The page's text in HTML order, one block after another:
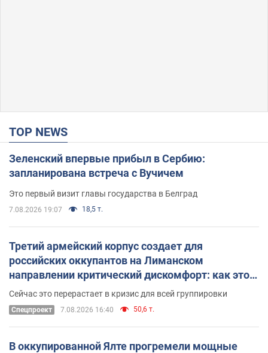
TOP NEWS
Зеленский впервые прибыл в Сербию:
запланирована встреча с Вучичем
Это первый визит главы государства в Белград
7.08.2026 19:07 18,5 т.
Третий армейский корпус создает для
российских оккупантов на Лиманском
направлении критический дискомфорт: как это
удалось
Сейчас это перерастает в кризис для всей группировки
Спецпроект 7.08.2026 16:40 50,6 т.
В оккупированной Ялте прогремели мощные